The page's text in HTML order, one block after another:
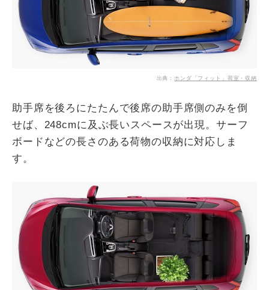
出典： ホンダ「フィット」荷室・収納
助手席を後ろにたたんで後席の助手席側のみを倒
せば、248cmに及ぶ長いスペースが出現。サーフ
ボードなどの長さのある荷物の収納に対応しま
す。